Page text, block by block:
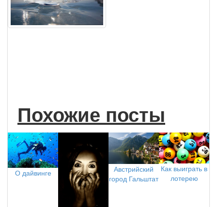
Похожие посты
О дайвинге
Австрийский
город Гальштат
Как выиграть в
лотерею